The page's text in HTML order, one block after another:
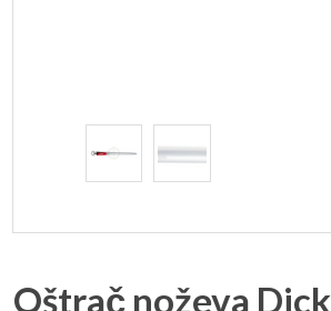
Oštrač noževa Dick